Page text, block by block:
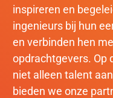
inspireren en
ingenieurs bij hun
en verbinden hen
opdrachtgevers. Op
niet alleen talent
bieden we onze